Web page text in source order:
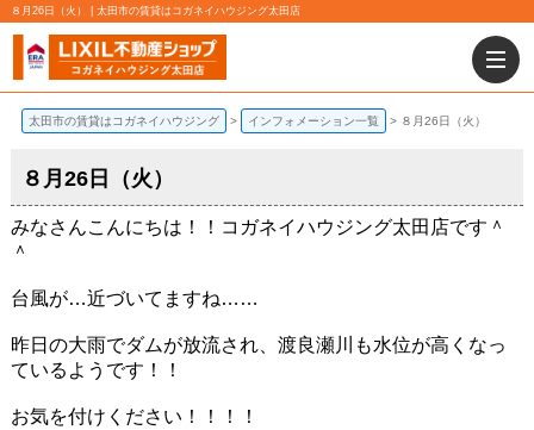
８月26日（火） | 太田市の賃貸はコガネイハウジング太田店
太田市の賃貸はコガネイハウジング インフォメーション一覧 ８月26日（火）
８月26日（火）
みなさんこんにちは！！コガネイハウジング太田店です＾
＾
台風が…近づいてますね……
昨日の大雨でダムが放流され、渡良瀬川も水位が高くなっ
ているようです！！
お気を付けください！！！！